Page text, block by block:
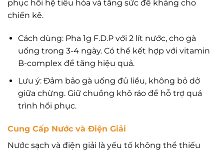
phục hồi hệ tiêu hóa và tăng sức đề kháng cho
chiến kê.
Cách dùng: Pha 1g F.D.P với 2 lít nước, cho gà
uống trong 3-4 ngày. Có thể kết hợp với vitamin
B-complex để tăng hiệu quả.
Lưu ý: Đảm bảo gà uống đủ liều, không bỏ dở
giữa chừng. Giữ chuồng khô ráo để hỗ trợ quá
trình hồi phục.
Cung Cấp Nước và Điện Giải
Nước sạch và điện giải là yếu tố không thể thiếu